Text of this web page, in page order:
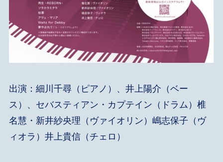
出演：細川千尋（ピアノ）、井上陽介（ベー
ス）、セバスティアン・カプテイン（ドラム）椎
名慧・新井紗央理（ヴァイオリン）嶋志保子（ヴ
ィオラ）井上貴信（チェロ）